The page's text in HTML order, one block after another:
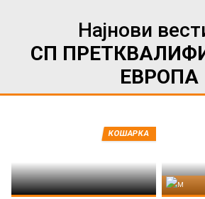
Најнови
СП
ЕВРОПА
КОШАРКА